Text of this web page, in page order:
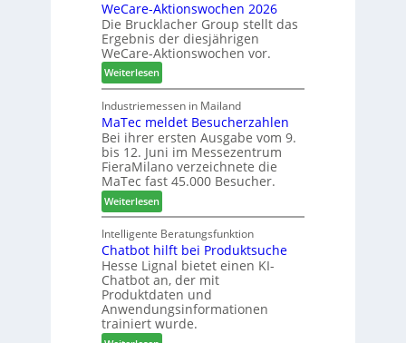
f
t
s
f
ü
h
r
e
r
n
g
e
n
f
ü
r
P
l
a
n
t
a
g
m
e
l
l
o
-
F
r
ä
s
e
r
u
n
d
-
V
e
r
b
i
WeCare-Aktionswochen 2026
Die Brucklacher Group stellt das
Ergebnis der diesjährigen
WeCare-Aktionswochen vor.
Weiterlesen:
W
e
C
a
r
e
-
A
k
t
i
o
n
s
w
o
Industriemessen in Mailand
MaTec meldet Besucherzahlen
Bei ihrer ersten Ausgabe vom 9.
bis 12. Juni im Messezentrum
FieraMilano verzeichnete die
MaTec fast 45.000 Besucher.
Weiterlesen:
M
a
T
e
c
m
e
l
Intelligente Beratungsfunktion
Chatbot hilft bei Produktsuche
Hesse Lignal bietet einen KI-
Chatbot an, der mit
Produktdaten und
Anwendungsinformationen
trainiert wurde.